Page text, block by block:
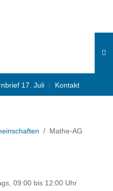
17. Juli Kontakt
Mathe-AG
09:00 bis12:00 Uhr